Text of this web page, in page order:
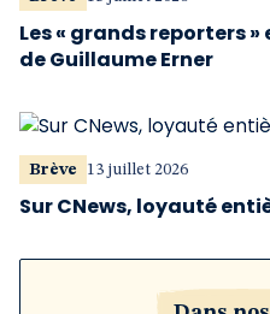
Les « grands reporters »
de Guillaume Erner
Brève 13 juillet 2026
Sur CNews, loyauté